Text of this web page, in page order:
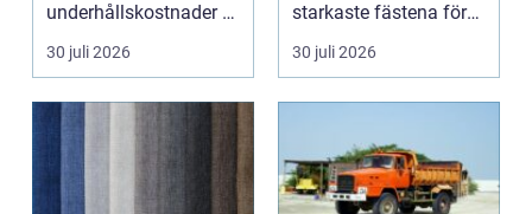
underhållskostnader är
viktigare än läg...
30 juli 2026
starkaste fästena för
s...
30 juli 2026